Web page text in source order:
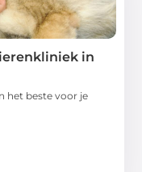
in
het beste voor je